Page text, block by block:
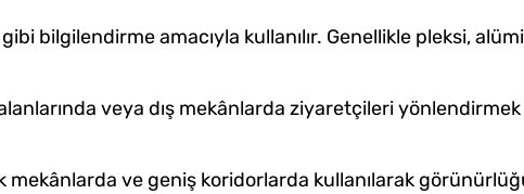
bilgilendirme amacıyla kullanılır. Genellikle pleksi,
veya dış mekânlarda ziyaretçileri
mekânlarda ve geniş koridorlarda kullanılarak